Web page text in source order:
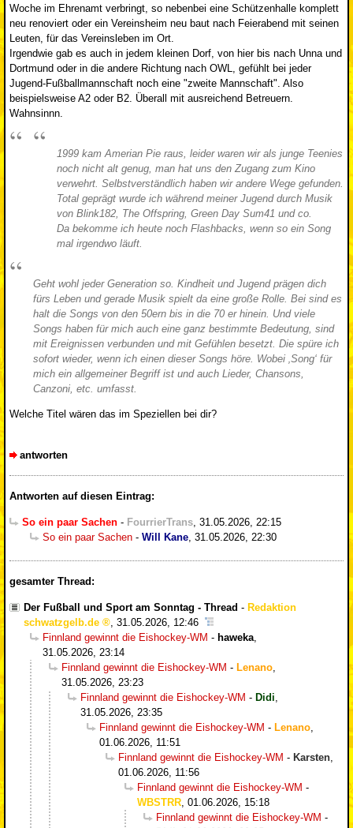
Woche im Ehrenamt verbringt, so nebenbei eine Schützenhalle komplett
neu renoviert oder ein Vereinsheim neu baut nach Feierabend mit seinen
Leuten, für das Vereinsleben im Ort.
Irgendwie gab es auch in jedem kleinen Dorf, von hier bis nach Unna und
Dortmund oder in die andere Richtung nach OWL, gefühlt bei jeder
Jugend-Fußballmannschaft noch eine "zweite Mannschaft". Also
beispielsweise A2 oder B2. Überall mit ausreichend Betreuern.
Wahnsinnn.
1999 kam Amerian Pie raus, leider waren wir als junge Teenies
noch nicht alt genug, man hat uns den Zugang zum Kino
verwehrt. Selbstverständlich haben wir andere Wege gefunden.
Total geprägt wurde ich während meiner Jugend durch Musik
von Blink182, The Offspring, Green Day Sum41 und co.
Da bekomme ich heute noch Flashbacks, wenn so ein Song
mal irgendwo läuft.
Geht wohl jeder Generation so. Kindheit und Jugend prägen dich
fürs Leben und gerade Musik spielt da eine große Rolle. Bei sind es
halt die Songs von den 50ern bis in die 70 er hinein. Und viele
Songs haben für mich auch eine ganz bestimmte Bedeutung, sind
mit Ereignissen verbunden und mit Gefühlen besetzt. Die spüre ich
sofort wieder, wenn ich einen dieser Songs höre. Wobei ‚Song‘ für
mich ein allgemeiner Begriff ist und auch Lieder, Chansons,
Canzoni, etc. umfasst.
Welche Titel wären das im Speziellen bei dir?
antworten
Antworten auf diesen Eintrag:
So ein paar Sachen - FourrierTrans, 31.05.2026, 22:15
So ein paar Sachen - Will Kane, 31.05.2026, 22:30
gesamter Thread:
Der Fußball und Sport am Sonntag - Thread - Redaktion
schwatzgelb.de
31.05.2026, 12:46
Finnland gewinnt die Eishockey-WM - haweka
31.05.2026, 23:14
Finnland gewinnt die Eishockey-WM - Lenano
31.05.2026, 23:23
Finnland gewinnt die Eishockey-WM - Didi
31.05.2026, 23:35
Finnland gewinnt die Eishockey-WM - Lenano
01.06.2026, 11:51
Finnland gewinnt die Eishockey-WM - Karsten
01.06.2026, 11:56
Finnland gewinnt die Eishockey-WM -
WBSTRR 01.06.2026, 15:18
Finnland gewinnt die Eishockey-WM -